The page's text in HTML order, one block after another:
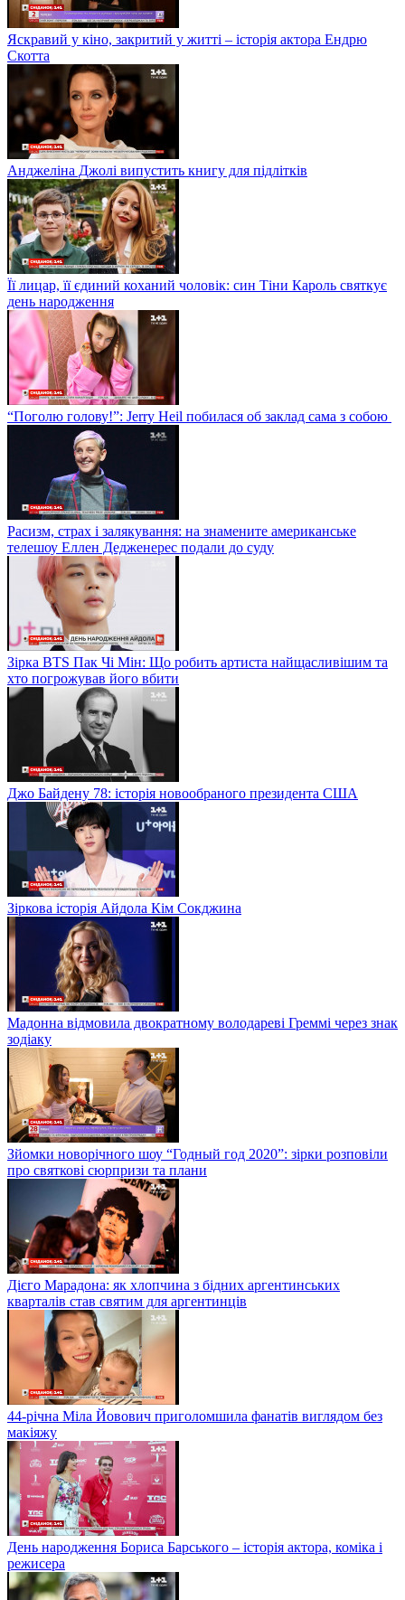
Яскравий у кіно, закритий у житті – історія актора Ендрю
Скотта
Анджеліна Джолі випустить книгу для підлітків
Її лицар, її єдиний коханий чоловік: син Тіни Кароль святкує
день народження
“Поголю голову!”: Jerry Heil побилася об заклад сама з собою
Расизм, страх і залякування: на знамените американське
телешоу Еллен Дедженерес подали до суду
Зірка BTS Пак Чі Мін: Що робить артиста найщасливішим та
хто погрожував його вбити
Джо Байдену 78: історія новообраного президента США
Зіркова історія Айдола Кім Сокджина
Мадонна відмовила двократному володареві Греммі через знак
зодіаку
Зйомки новорічного шоу “Годный год 2020”: зірки розповіли
про святкові сюрпризи та плани
Дієго Марадона: як хлопчина з бідних аргентинських
кварталів став святим для аргентинців
44-річна Міла Йовович приголомшила фанатів виглядом без
макіяжу
День народження Бориса Барського – історія актора, коміка і
режисера